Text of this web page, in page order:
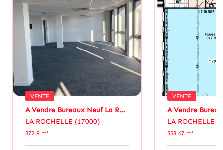
VENTE
A Vendre Bureaux Neuf La Rochelle 372.9m²
LA ROCHELLE (17000)
372.9 m²
VENTE
LA ROCHELLE
358.67 m²